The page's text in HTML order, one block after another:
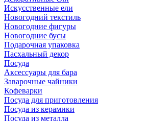
Искусственные ели
Новогодний текстиль
Новогодние фигуры
Новогодние бусы
Подарочная упаковка
Пасхальный декор
Посуда
Аксессуары для бара
Заварочные чайники
Кофеварки
Посуда для приготовления
Посуда из керамики
Посуда из металла